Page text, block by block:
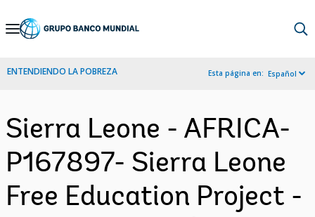
Skip
Navigation
ENTENDIENDO LA POBREZA Esta página en: Español
Sierra Leone - AFRICA-
P167897- Sierra Leone
Free Education Project -